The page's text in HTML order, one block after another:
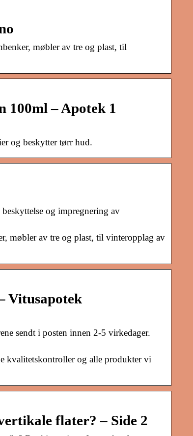
møbler av tre og plast, til
100ml – Apotek 1
og beskytter tørr hud.
og impregnering av
møbler av tre og plast, til vinteropplag av
Vitusapotek
sendt i posten innen 2-5 virkedager.
kvalitetskontroller og alle produkter vi
flater? – Side 2